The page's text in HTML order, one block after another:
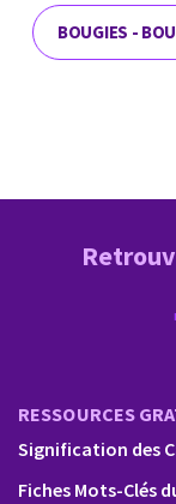
BOUGIES -
RESSOURCES
Signification des
Fiches Mots-Clés